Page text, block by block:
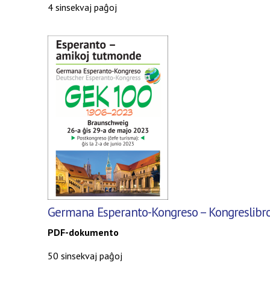
4 sinsekvaj paĝoj
Germana Esperanto-Kongreso–
PDF-dokumento
50 sinsekvaj paĝoj